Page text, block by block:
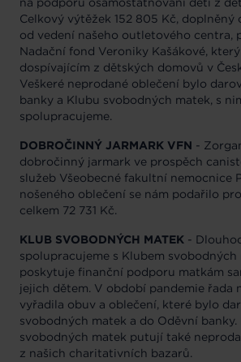
Celkový výtěžek 152 805 Kč,
od vedení našeho outletového centra,
Nadační fond Veroniky Kašákové,
dospívajícím z dětských domovů v
Veškeré neprodané oblečení bylo
banky a Klubu svobodných matek, s
spolupracujeme.
DOBROČINNÝ JARMARK VFN -
dobročinný jarmark ve prospěch
služeb Všeobecné fakultní nemocnice
nošeného oblečení se nám podařilo
celkem 72 731 Kč.
KLUB SVOBODNÝCH MATEK -
spolupracujeme s Klubem
poskytuje finanční podporu matkám
jejich dětem. V období pandemie řada
vyřadila obuv a oblečení, které bylo
svobodných matek a do Oděvní
svobodných matek putují také
z našich charitativních bazarů.